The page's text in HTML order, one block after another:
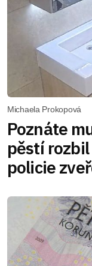
Michaela Prokopová
Poznáte
pěstí
policie